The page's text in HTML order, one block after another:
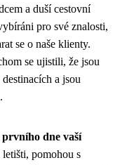
a duší cestovní
pro své znalosti,
se o naše klienty.
se ujistili, že jsou
a jsou
prvního dne vaší
pomohou s